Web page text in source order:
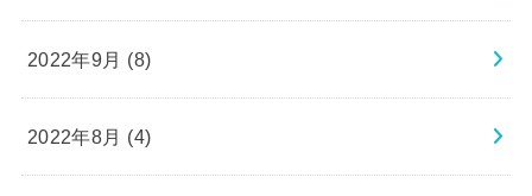
2022年9月 (8)
2022年8月 (4)